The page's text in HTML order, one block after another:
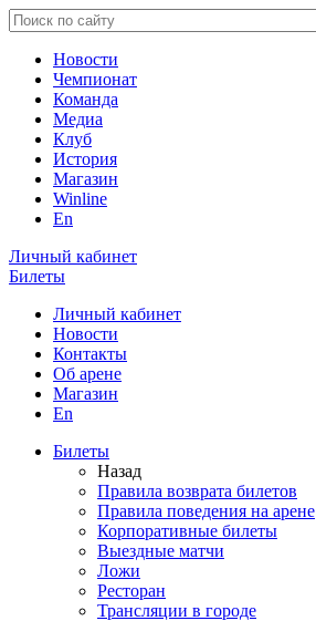
Новости
Чемпионат
Команда
Медиа
Клуб
История
Магазин
Winline
En
Личный кабинет
Билеты
Личный кабинет
Новости
Контакты
Об арене
Магазин
En
Билеты
Назад
Правила возврата билетов
Правила поведения на арене
Корпоративные билеты
Выездные матчи
Ложи
Ресторан
Трансляции в городе